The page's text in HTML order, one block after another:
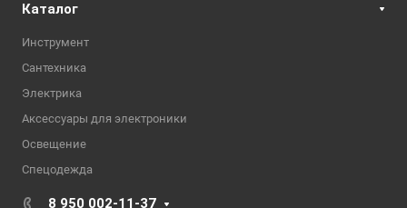
Каталог
Инструмент
Сантехника
Электрика
Аксессуары для электроники
Освещение
Спецодежда
8 950 002-11-37